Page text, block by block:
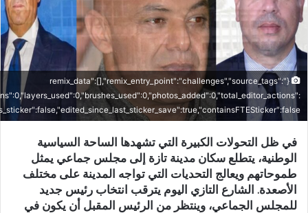
د
إ
ل
ك
ت
و
ن
ي
ا
{"remix_data":[],"remix_entry_point":"challenges","source_tags":
في ظل التحولات الكبيرة التي تشهدها الساحة السياسية
الوطنية، يتطلع سكان مدينة تازة إلى مجلس جماعي يمثل
طموحاتهم ويعالج التحديات التي تواجه المدينة على مختلف
الأصعدة. الشارع التازي اليوم يترقب انتخاب رئيس جديد
للمجلس الجماعي، وينتظر من الرئيس المقبل أن يكون في